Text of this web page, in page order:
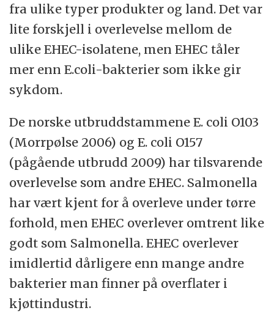
fra ulike typer produkter og land. Det var
lite forskjell i overlevelse mellom de
ulike EHEC-isolatene, men EHEC tåler
mer enn E.coli-bakterier som ikke gir
sykdom.
De norske utbruddstammene E. coli O103
(Morrpølse 2006) og E. coli O157
(pågående utbrudd 2009) har tilsvarende
overlevelse som andre EHEC. Salmonella
har vært kjent for å overleve under tørre
forhold, men EHEC overlever omtrent like
godt som Salmonella. EHEC overlever
imidlertid dårligere enn mange andre
bakterier man finner på overflater i
kjøttindustri.